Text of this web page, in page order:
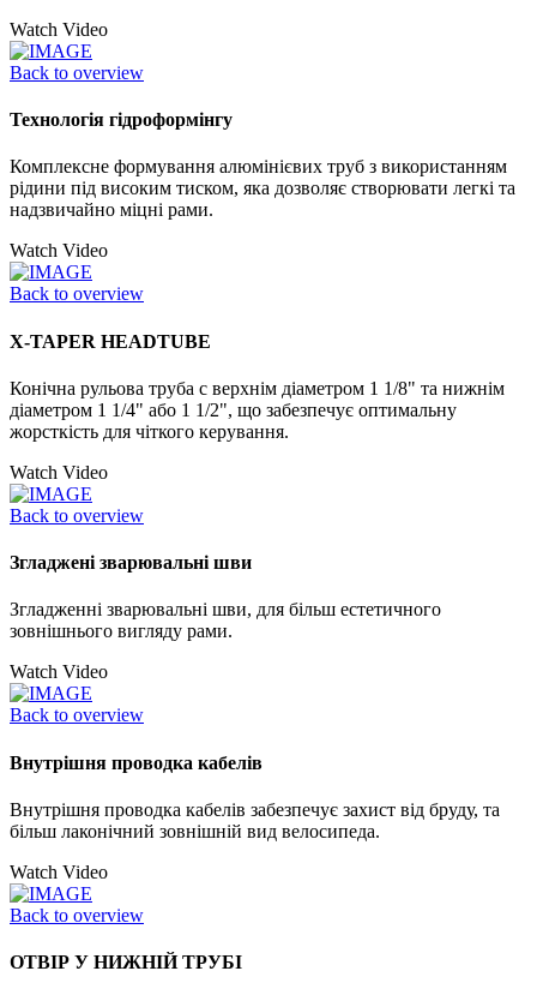
Watch Video
Back to overview
Технологія гідроформінгу
Комплексне формування алюмінієвих труб з використанням
рідини під високим тиском, яка дозволяє створювати легкі та
надзвичайно міцні рами.
Watch Video
Back to overview
X-TAPER HEADTUBE
Конічна рульова труба с верхнім діаметром 1 1/8" та нижнім
діаметром 1 1/4" або 1 1/2", що забезпечує оптимальну
жорсткість для чіткого керування.
Watch Video
Back to overview
Згладжені зварювальні шви
Згладженні зварювальні шви, для більш естетичного
зовнішнього вигляду рами.
Watch Video
Back to overview
Внутрішня проводка кабелів
Внутрішня проводка кабелів забезпечує захист від бруду, та
більш лаконічний зовнішній вид велосипеда.
Watch Video
Back to overview
ОТВІР У НИЖНІЙ ТРУБІ